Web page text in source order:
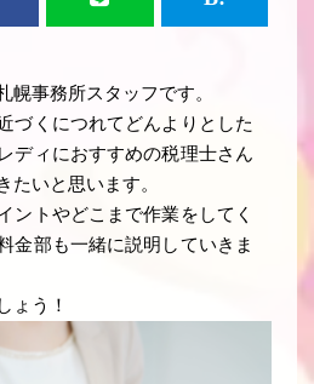
幌事務所スタッフです。
づくにつれてどんよりとした
ディにおすすめの税理士さん
たいと思います。
ントやどこまで作業をしてく
金部も一緒に説明していきま
ょう！